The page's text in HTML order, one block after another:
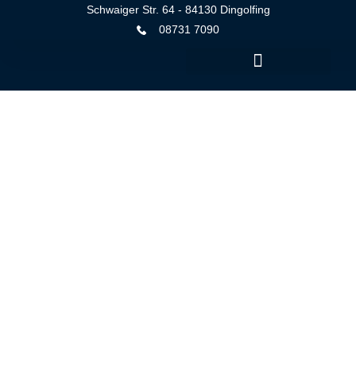
Schwaiger Str. 64 - 84130 Dingolfing
08731 7090